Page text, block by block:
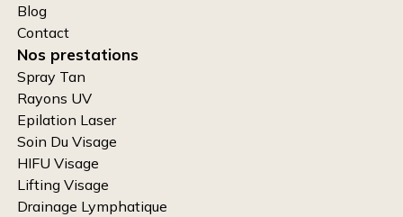
Blog
Contact
Nos prestations
Spray Tan
Rayons UV
Epilation Laser
Soin Du Visage
HIFU Visage
Lifting Visage
Drainage Lymphatique